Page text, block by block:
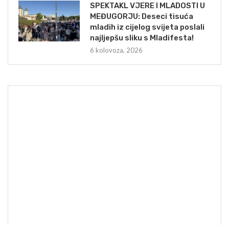
SPEKTAKL VJERE I MLADOSTI U
MEĐUGORJU: Deseci tisuća
mladih iz cijelog svijeta poslali
najljepšu sliku s Mladifesta!
6 kolovoza, 2026